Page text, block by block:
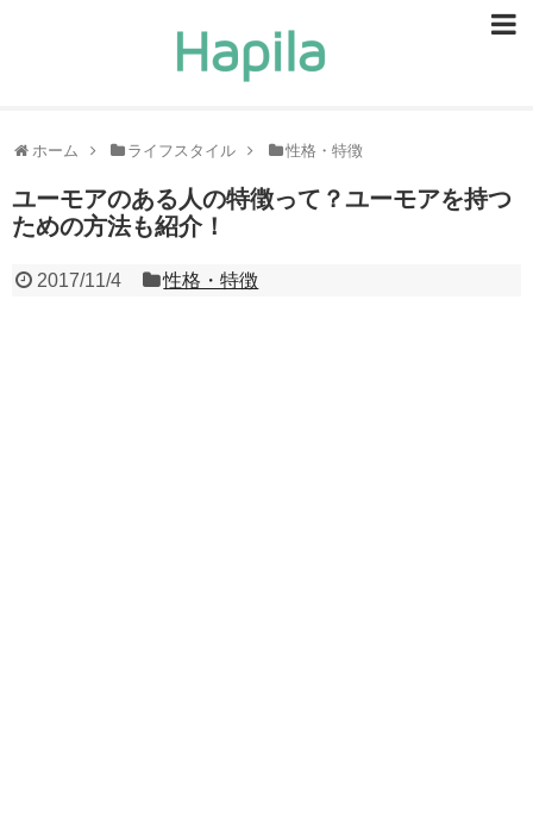
ホーム ライフスタイル 性格・特徴
ユーモアのある人の特徴って？ユーモアを持つ
ための方法も紹介！
2017/11/4 性格・特徴
ヘルスケア
食事・食べ物